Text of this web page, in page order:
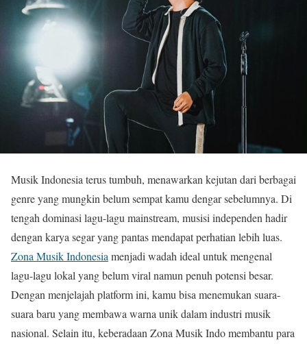
Musik Indonesia terus tumbuh, menawarkan kejutan dari berbagai
genre yang mungkin belum sempat kamu dengar sebelumnya. Di
tengah dominasi lagu-lagu mainstream, musisi independen hadir
dengan karya segar yang pantas mendapat perhatian lebih luas.
Zona Musik Indonesia menjadi wadah ideal untuk mengenal
lagu-lagu lokal yang belum viral namun penuh potensi besar.
Dengan menjelajah platform ini, kamu bisa menemukan suara-
suara baru yang membawa warna unik dalam industri musik
nasional. Selain itu, keberadaan Zona Musik Indo membantu para